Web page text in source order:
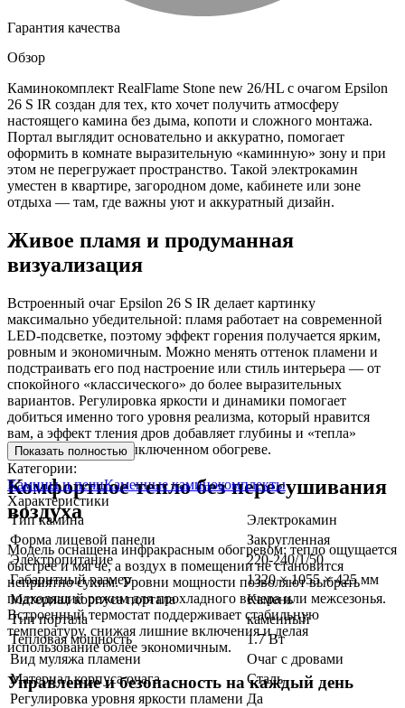
Гарантия качества
Обзор
Каминокомплект RealFlame Stone new 26/HL с очагом Epsilon
26 S IR создан для тех, кто хочет получить атмосферу
настоящего камина без дыма, копоти и сложного монтажа.
Портал выглядит основательно и аккуратно, помогает
оформить в комнате выразительную «каминную» зону и при
этом не перегружает пространство. Такой электрокамин
уместен в квартире, загородном доме, кабинете или зоне
отдыха — там, где важны уют и аккуратный дизайн.
Живое пламя и продуманная
визуализация
Встроенный очаг Epsilon 26 S IR делает картинку
максимально убедительной: пламя работает на современной
LED-подсветке, поэтому эффект горения получается ярким,
ровным и экономичным. Можно менять оттенок пламени и
подстраивать его под настроение или стиль интерьера — от
спокойного «классического» до более выразительных
вариантов. Регулировка яркости и динамики помогает
добиться именно того уровня реализма, который нравится
вам, а эффект тления дров добавляет глубины и «тепла»
картине даже при выключенном обогреве.
Комфортное тепло без пересушивания
воздуха
Модель оснащена инфракрасным обогревом: тепло ощущается
быстрее и мягче, а воздух в помещении не становится
неприятно сухим. Уровни мощности позволяют выбрать
подходящий режим для прохладного вечера или межсезонья.
Встроенный термостат поддерживает стабильную
температуру, снижая лишние включения и делая
использование более экономичным.
Управление и безопасность на каждый день
Показать полностью
Категории:
Камины и печиКаменные каминокомплекты
Характеристики
Тип камина
Электрокамин
Форма лицевой панели
Закругленная
Электропитание
220-240/1/50
Габаритный размер
1320 × 1055 × 425 мм
Материал корпуса портала
Камень
Тип портала
каменный
Тепловая мощность
1.7 Вт
Вид муляжа пламени
Очаг с дровами
Материал корпуса очага
Сталь
Регулировка уровня яркости пламени Да